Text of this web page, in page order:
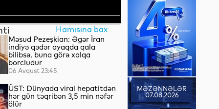
Hamısına bax
Məsud Pezeşkian: Əgər İran
indiyə qədər ayaqda qala
bilibsə, buna görə xalqa
borcludur
06 Avqust 23:45
ÜST: Dünyada viral hepatitdən
hər gün təqribən 3,5 min nəfər
ölür
MƏZƏNNƏLƏR
07.08.2026